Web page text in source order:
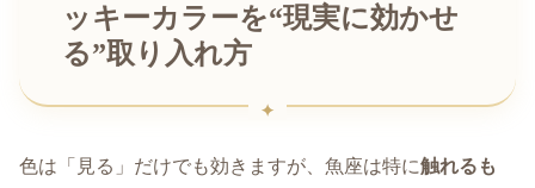
ッキーカラーを“現実に効かせ
る”取り入れ方
色は「見る」だけでも効きますが、魚座は特に触れるも